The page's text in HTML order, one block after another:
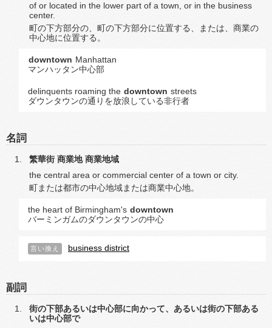
of or located in the lower part of a town, or in the business
center.
町の下方部分の、町の下方部分に位置する、または、商業の
中心地に位置する。
downtown Manhattan
マンハッタン中心部
delinquents roaming the downtown streets
ダウンタウンの通りを放浪している非行者
名詞
繁華街 商業地 商業地域
the central area or commercial center of a town or city.
町または都市の中心地域または商業中心地。
the heart of Birmingham's downtown
バーミンガムのダウンタウンの中心
言い換え business district
副詞
街の下部あるいは中心部に向かって、あるいは街の下部ある
いは中心部で